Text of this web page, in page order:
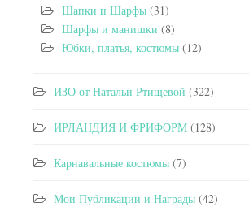
Шапки и Шарфы (31)
Шарфы и манишки (8)
Юбки, платья, костюмы (12)
ИЗО от Натальи Ртищевой (322)
ИРЛАНДИЯ И ФРИФОРМ (128)
Карнавальные костюмы (7)
Мои Публикации и Награды (42)